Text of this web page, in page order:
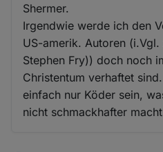
Shermer.
Irgendwie werde ich den
US-amerik. Autoren
Stephen Fry)) doch noch
Christentum verhaftet
einfach nur Köder sein,
nicht schmackhafter